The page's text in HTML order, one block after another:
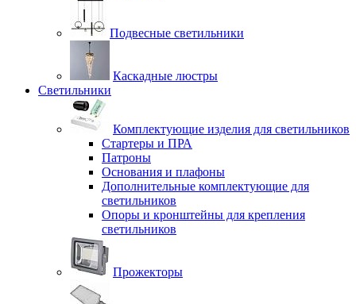
Подвесные светильники
Каскадные люстры
Светильники
Комплектующие изделия для светильников
Стартеры и ПРА
Патроны
Основания и плафоны
Дополнительные комплектующие для
светильников
Опоры и кронштейны для крепления
светильников
Прожекторы